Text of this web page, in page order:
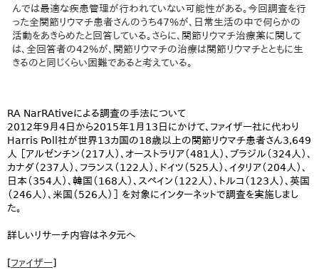
んでは最適な疾患管理が行われていない可能性がある。今回調査を行
った全関節リウマチ患者さんのうち47%が、日常生活の中で何らかの
活動をあきらめたと回答している。さらに、関節リウマチ治療薬に関して
は、全回答者の42%が、関節リウマチの治療は関節リウマチとともに生
きるのと同じくらい困難であると考えている。
RA NarRAtiveによる調査の手法について
2012年9月4日から2015年1月13日にかけて、ファイザー社に代わり
Harris Poll社が世界13カ国の18歳以上の関節リウマチ患者さん3,649
人 ［アルゼンチン（217人）、オーストラリア（481人）、ブラジル（324人）、
カナダ（237人）、フランス（122人）、ドイツ（525人）、イタリア（204人）、
日本（354人）、韓国（168人）、スペイン（122人）、トルコ（123人）、英国
（246人）、米国（526人）］ を対象にインターネットで調査を実施しまし
た。
詳しいリサーチ内容はネタ元へ
[ファイザー]